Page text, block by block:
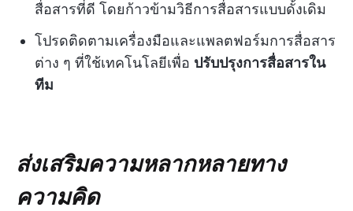
สื่อสารที่ดี โดยก้าวข้ามวิธีการสื่อสารแบบดั้งเดิม
โปรดติดตามเครื่องมือและแพลตฟอร์มการสื่อสาร
ต่าง ๆ ที่ใช้เทคโนโลยีเพื่อ ปรับปรุงการสื่อสารใน
ทีม
ส่งเสริมความหลากหลายทาง
ความคิด